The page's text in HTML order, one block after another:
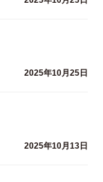
2025年10月25日
2025年10月13日